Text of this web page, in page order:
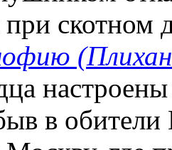
скотном
в обители